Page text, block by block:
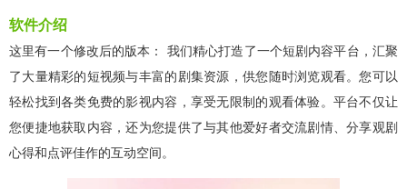
软件介绍
这里有一个修改后的版本： 我们精心打造了一个短剧内容平台，汇聚
了大量精彩的短视频与丰富的剧集资源，供您随时浏览观看。您可以
轻松找到各类免费的影视内容，享受无限制的观看体验。平台不仅让
您便捷地获取内容，还为您提供了与其他爱好者交流剧情、分享观剧
心得和点评佳作的互动空间。